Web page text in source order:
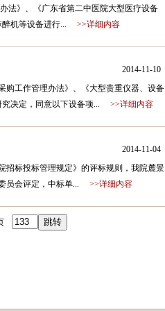
法》、《广东省第二中医院大型医疗设备
醉机等设备进行... >>详细内容
2014-11-10
购工作管理办法》、《大型贵重仪器、设备
究决定，同意以下设备项... >>详细内容
2014-11-04
招标投标管理规定》的评标规则，我院麓景
员会评定，中标单... >>详细内容